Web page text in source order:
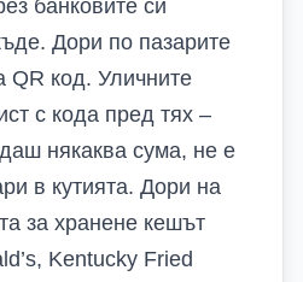
банковите си
Дори по пазарите
QR код. Уличните
с кода пред тях –
някаква сума, не е
в кутията. Дори на
за хранене кешът
Kentucky Fried